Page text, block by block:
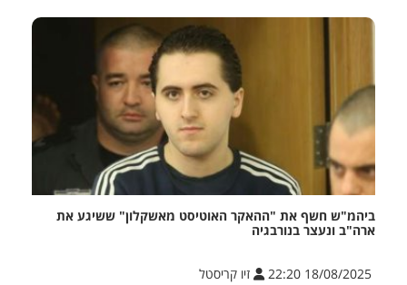
ביהמ"ש חשף את "ההאקר האוטיסט מאשקלון" ששיגע את
ארה"ב ונעצר בנורבגיה
18/08/2025 22:20 זיו קריסטל